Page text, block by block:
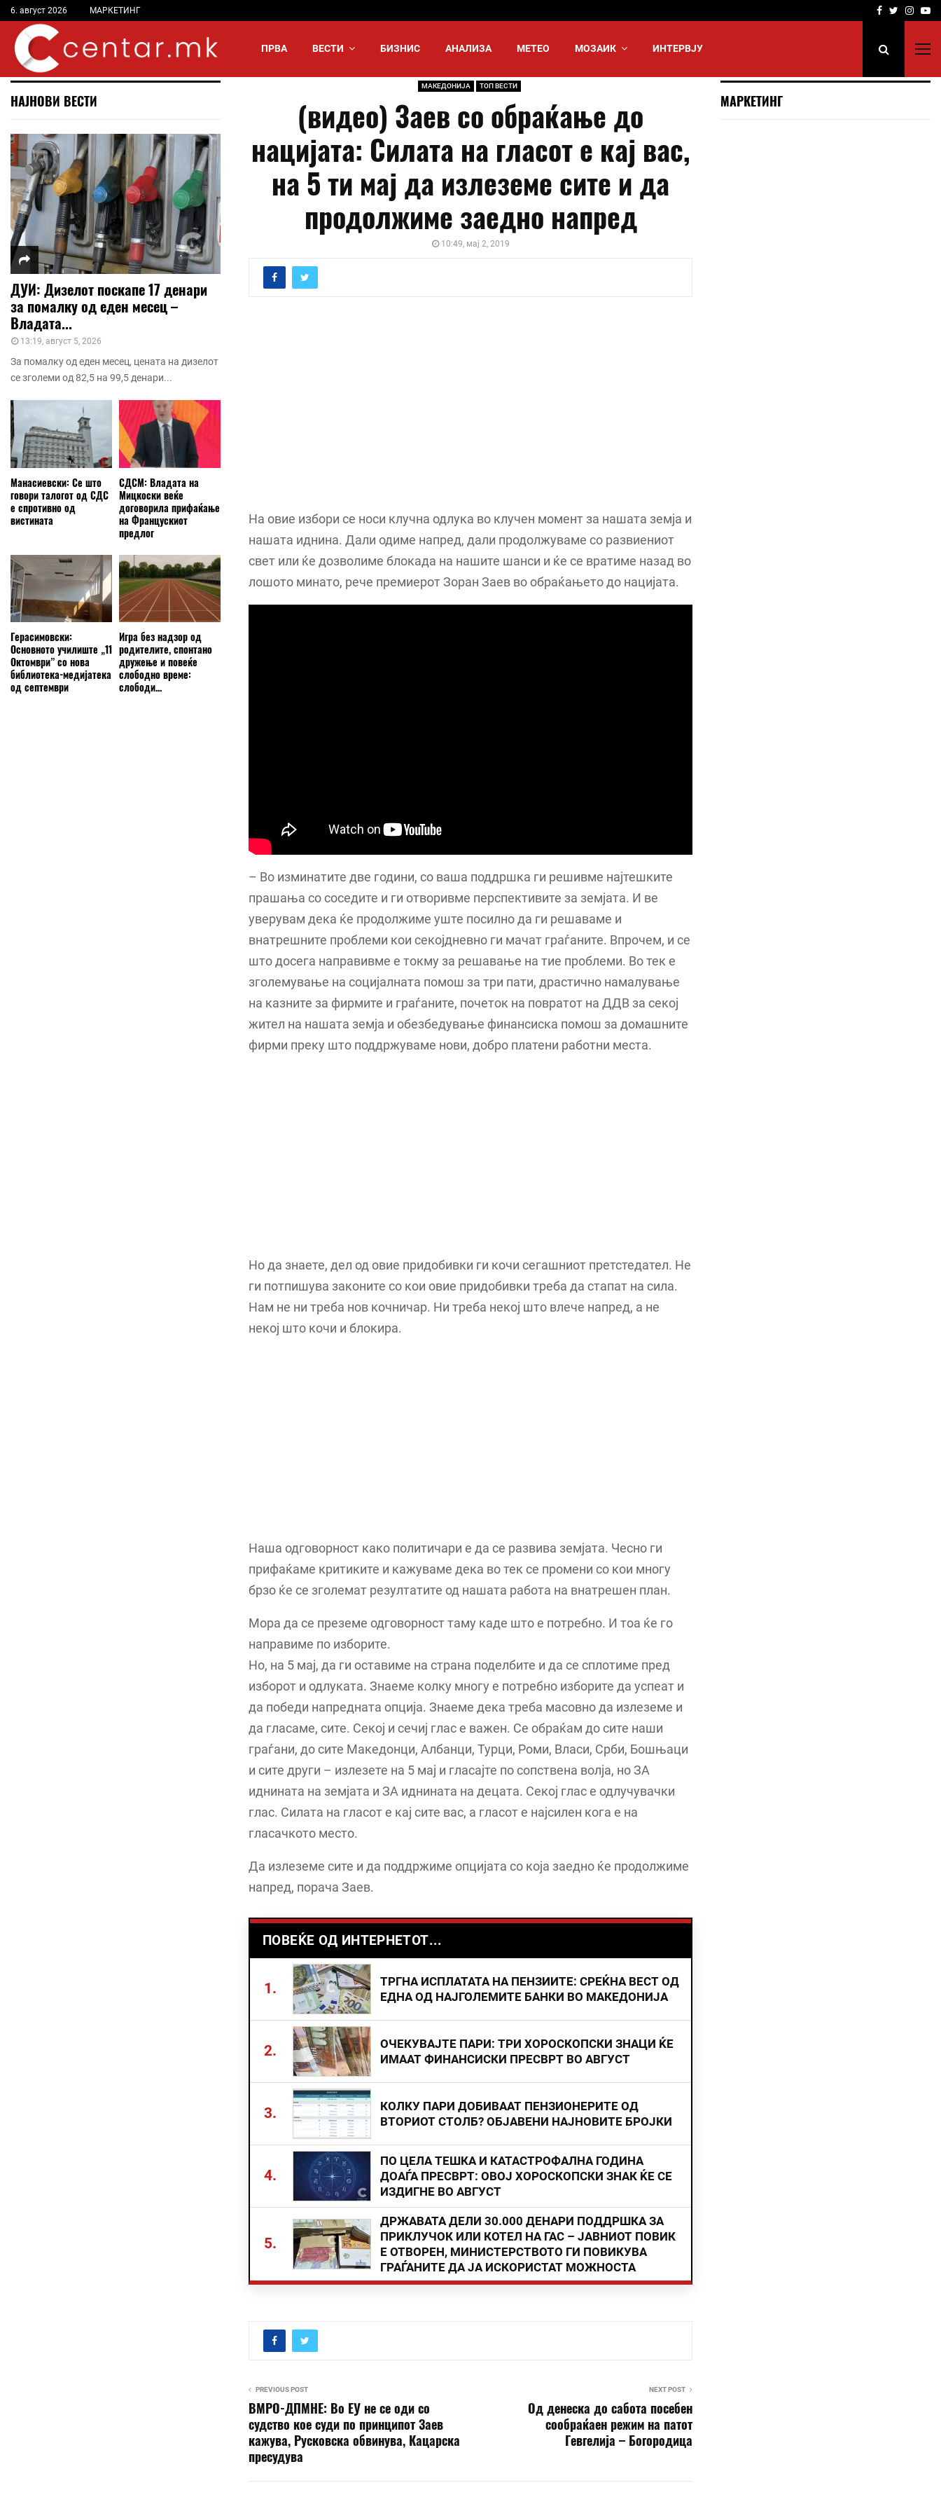
6. август 2026 МАРКЕТИНГ Facebook
Twitter
ПРВА ВЕСТИ БИЗНИС АНАЛИЗА МЕТЕО МОЗАИК ИНТЕРВЈУ
МАКЕДОНИЈА ТОП ВЕСТИ
(видео) Заев со обраќање до
нацијата: Силата на гласот е кај вас,
на 5 ти мај да излеземе сите и да
продолжиме заедно напред
10:49, мај 2, 2019
На овие избори се носи клучна одлука во клучен момент за нашата земја и
нашата иднина. Дали одиме напред, дали продолжуваме со развиениот
свет или ќе дозволиме блокада на нашите шанси и ќе се вратиме назад во
лошото минато, рече премиерот Зоран Заев во обраќањето до нацијата.
– Во изминатите две години, со ваша поддршка ги решивме најтешките
прашања со соседите и ги отворивме перспективите за земјата. И ве
уверувам дека ќе продолжиме уште посилно да ги решаваме и
внатрешните проблеми кои секојдневно ги мачат граѓаните. Впрочем, и се
што досега направивме е токму за решавање на тие проблеми. Во тек е
зголемување на социјалната помош за три пати, драстично намалување
на казните за фирмите и граѓаните, почеток на повратот на ДДВ за секој
жител на нашата земја и обезбедување финансиска помош за домашните
фирми преку што поддржуваме нови, добро платени работни места.
Но да знаете, дел од овие придобивки ги кочи сегашниот претстедател. Не
ги потпишува законите со кои овие придобивки треба да стапат на сила.
Нам не ни треба нов кочничар. Ни треба некој што влече напред, а не
некој што кочи и блокира.
Наша одговорност како политичари е да се развива земјата. Чесно ги
прифаќаме критиките и кажуваме дека во тек се промени со кои многу
брзо ќе се зголемат резултатите од нашата работа на внатрешен план.
Мора да се преземе одговорност таму каде што е потребно. И тоа ќе го
направиме по изборите.
Но, на 5 мај, да ги оставиме на страна поделбите и да се сплотиме пред
изборот и одлуката. Знаеме колку многу е потребно изборите да успеат и
да победи напредната опција. Знаеме дека треба масовно да излеземе и
да гласаме, сите. Секој и сечиј глас е важен. Се обраќам до сите наши
граѓани, до сите Македонци, Албанци, Турци, Роми, Власи, Срби, Бошњаци
и сите други – излезете на 5 мај и гласајте по сопствена волја, но ЗА
иднината на земјата и ЗА иднината на децата. Секој глас е одлучувачки
глас. Силата на гласот е кај сите вас, а гласот е најсилен кога е на
гласачкото место.
Да излеземе сите и да поддржиме опцијата со која заедно ќе продолжиме
напред, порача Заев.
ПОВЕЌЕ ОД ИНТЕРНЕТОТ...
1.
ТРГНА ИСПЛАТАТА НА ПЕНЗИИТЕ: СРЕЌНА ВЕСТ ОД
ЕДНА ОД НАЈГОЛЕМИТЕ БАНКИ ВО МАКЕДОНИЈА
2.
ОЧЕКУВАЈТЕ ПАРИ: ТРИ ХОРОСКОПСКИ ЗНАЦИ ЌЕ
ИМААТ ФИНАНСИСКИ ПРЕСВРТ ВО АВГУСТ
3.
КОЛКУ ПАРИ ДОБИВААТ ПЕНЗИОНЕРИТЕ ОД
ВТОРИОТ СТОЛБ? ОБЈАВЕНИ НАЈНОВИТЕ БРОЈКИ
4.
ПО ЦЕЛА ТЕШКА И КАТАСТРОФАЛНА ГОДИНА
ДОАЃА ПРЕСВРТ: ОВОЈ ХОРОСКОПСКИ ЗНАК ЌЕ СЕ
ИЗДИГНЕ ВО АВГУСТ
5.
ДРЖАВАТА ДЕЛИ 30.000 ДЕНАРИ ПОДДРШКА ЗА
ПРИКЛУЧОК ИЛИ КОТЕЛ НА ГАС – ЈАВНИОТ ПОВИК
Е ОТВОРЕН, МИНИСТЕРСТВОТО ГИ ПОВИКУВА
ГРАЃАНИТЕ ДА ЈА ИСКОРИСТАТ МОЖНОСТА
PREVIOUS POST
ВМРО-ДПМНЕ: Во ЕУ не се оди со
судство кое суди по принципот Заев
кажува, Русковска обвинува, Кацарска
пресудува
NEXT POST
Од денеска до сабота посебен
сообраќаен режим на патот
Гевгелија – Богородица
НАЈНОВИ ВЕСТИ
ДУИ: Дизелот поскапе 17 денари
за помалку од еден месец –
Владата...
13:19, август 5, 2026
За помалку од еден месец, цената на дизелот
се зголеми од 82,5 на 99,5 денари...
Манасиевски: Се што
говори талогот од СДС
е спротивно од
вистината
СДСМ: Владата на
Мицкоски веќе
договорила прифаќање
на Францускиот
предлог
Герасимовски:
Основното училиште „11
Октомври” со нова
библиотека-медијатека
од септември
Игра без надзор од
родителите, спонтано
дружење и повеќе
слободно време:
слободи...
МАРКЕТИНГ